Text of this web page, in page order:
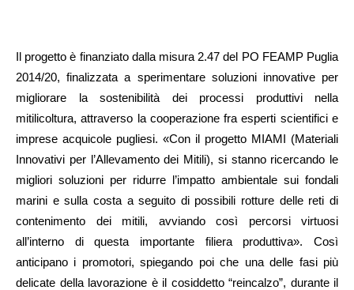
Il progetto è finanziato dalla misura 2.47 del PO FEAMP Puglia
2014/20, finalizzata a sperimentare soluzioni innovative per
migliorare la sostenibilità dei processi produttivi nella
mitilicoltura, attraverso la cooperazione fra esperti scientifici e
imprese acquicole pugliesi. «Con il progetto MIAMI (Materiali
Innovativi per l’Allevamento dei Mitili), si stanno ricercando le
migliori soluzioni per ridurre l’impatto ambientale sui fondali
marini e sulla costa a seguito di possibili rotture delle reti di
contenimento dei mitili, avviando così percorsi virtuosi
all’interno di questa importante filiera produttiva». Così
anticipano i promotori, spiegando poi che una delle fasi più
delicate della lavorazione è il cosiddetto “reincalzo”, durante il